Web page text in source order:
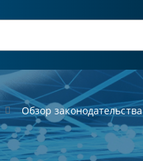
Обзор законодательства